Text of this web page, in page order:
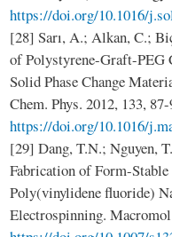
https://doi.org/10.1016/
[28] Sarı, A.; Alkan, C.;
of Polystyrene-Graft-PEG
Solid Phase Change
Chem. Phys. 2012, 133,
https://doi.org/10.1016/
[29] Dang, T.N.; Nguyen,
Fabrication of Form-
Poly(vinylidene fluoride)
Electrospinning.